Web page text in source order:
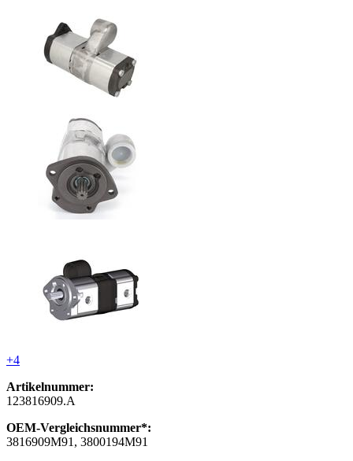
+4
Artikelnummer:
123816909.A
OEM-Vergleichsnummer*:
3816909M91, 3800194M91